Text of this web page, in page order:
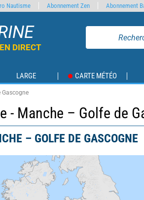
DIRECT
LARGE CARTE MÉTÉO
Gascogne
- Manche – Golfe de
– GOLFE DE GASCOGNE
Nautisme Abonnement Zen Abonnement